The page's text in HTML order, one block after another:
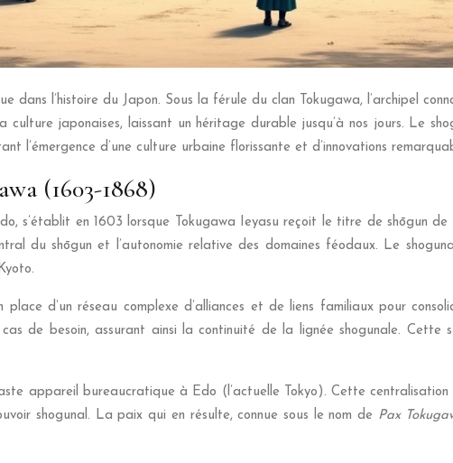
dans l’histoire du Japon. Sous la férule du clan Tokugawa, l’archipel
japonaises, laissant un héritage durable jusqu’à nos jours. Le
l’émergence d’une culture urbaine florissante et d’innovations
(1603-1868)
s’établit en 1603 lorsque Tokugawa Ieyasu reçoit le titre de shōgun
du shōgun et l’autonomie relative des domaines féodaux. Le
place d’un réseau complexe d’alliances et de liens familiaux pour
de besoin, assurant ainsi la continuité de la lignée shogunale. Cette
appareil bureaucratique à Edo (l’actuelle Tokyo). Cette centralisation
shogunal. La paix qui en résulte, connue sous le nom de Pax